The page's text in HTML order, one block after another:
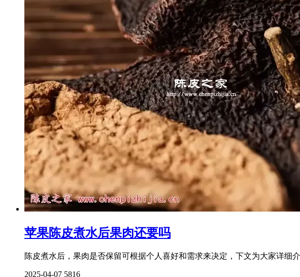
苹果陈皮煮水后果肉还要吗
陈皮煮水后，果肉是否保留可根据个人喜好和需求来决定，下文为大家详细
2025-04-07 5816